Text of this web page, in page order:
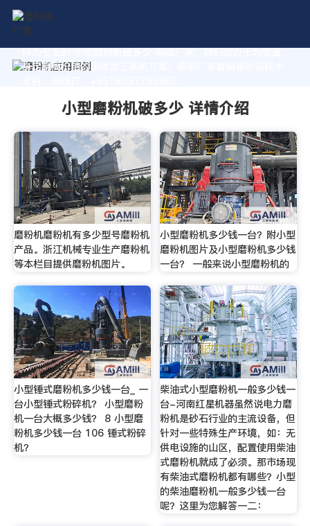
作为专业的 小型磨粉机破多少 制造厂家，我们致力于为您量
身定制高价值的粉体加工系统方案。获取厂家直销报价及技术
小型磨粉机破多少 详情介绍
磨粉机磨粉机有多少型号磨粉机
产品。浙江机械专业生产磨粉机
等本栏目提供磨粉机图片。
小型磨粉机多少钱一台？附小型
磨粉机图片及小型磨粉机多少钱
一台？ 一般来说小型磨粉机的
小型锤式磨粉机多少钱一台_ 一
台小型锤式粉碎机？ 小型磨粉
机一台大概多少钱？ 8 小型磨
粉机多少钱一台 106 锤式粉碎
机？
柴油式小型磨粉机一般多少钱一
台-河南红星机器虽然说电力磨
粉机是砂石行业的主流设备，但
针对一些特殊生产环境，如：无
供电设施的山区，配置使用柴油
式磨粉机就成了必须。那市场现
有柴油式磨粉机都有哪些？小型
的柴油磨粉机一般多少钱一台
呢？这里为您解答一二：